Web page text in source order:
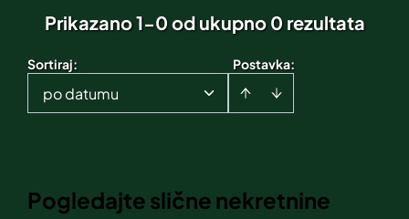
Prikazano 1-0 od ukupno 0 rezultata
Postavka:
Sortiraj:
po datumu
Pogledajte slične nekretnine